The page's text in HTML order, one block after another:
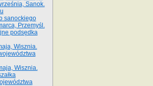
Sanok.
sanockiego
Przemyśl.
podsędka
Wisznia.
Wisznia.